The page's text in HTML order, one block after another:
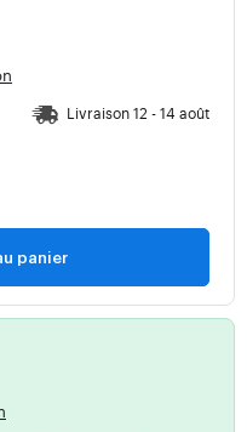
Livraison 12 - 14 août
panier